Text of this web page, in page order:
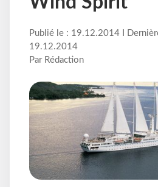
Publié le : 19.12.2014 I
19.12.2014
Par Rédaction